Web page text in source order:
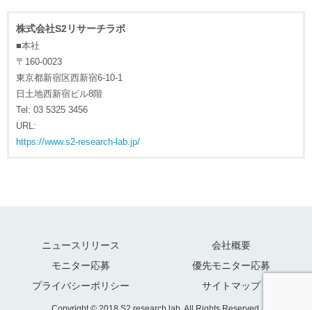
株式会社S2リサーチラボ
■本社
〒160-0023
東京都新宿区西新宿6-10-1
日土地西新宿ビル8階
Tel: 03 5325 3456
URL:
https://www.s2-research-lab.jp/
ニュースリリース
会社概要
モニター応募
優先モニター応募
プライバシーポリシー
サイトマップ